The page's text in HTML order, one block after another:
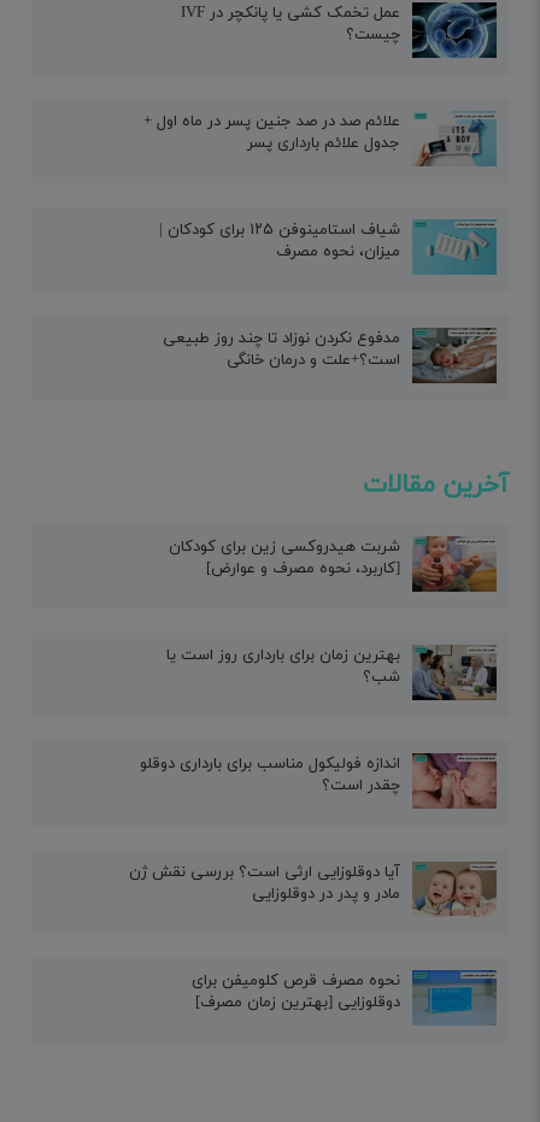
عمل تخمک کشی یا پانکچر در IVF
چیست؟
علائم صد در صد جنین پسر در ماه اول +
جدول علائم بارداری پسر
شیاف استامینوفن ۱۲۵ برای کودکان |
میزان، نحوه مصرف
مدفوع نکردن نوزاد تا چند روز طبیعی
است؟+علت و درمان خانگی
آخرین مقالات
شربت هیدروکسی زین برای کودکان
[کاربرد، نحوه مصرف و عوارض]
بهترین زمان برای بارداری روز است یا
شب؟
اندازه فولیکول مناسب برای بارداری دوقلو
چقدر است؟
آیا دوقلوزایی ارثی است؟ بررسی نقش ژن
مادر و پدر در دوقلوزایی
نحوه مصرف قرص کلومیفن برای
دوقلوزایی [بهترین زمان مصرف]